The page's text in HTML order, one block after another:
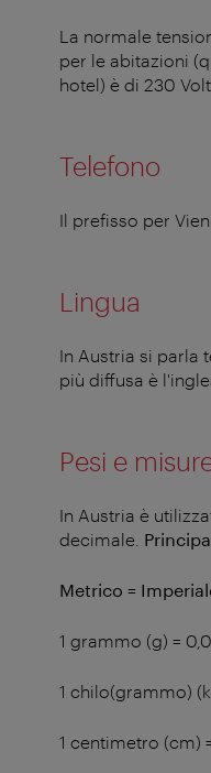
La normale
per le abitazioni
hotel) è di 230
Telefono
Il prefisso per
Lingua
In Austria si parla
più diffusa è
Pesi e
In Austria è
decimale.
Metrico =
1 grammo (g) =
1 chilo(grammo)
1 centimetro (cm)